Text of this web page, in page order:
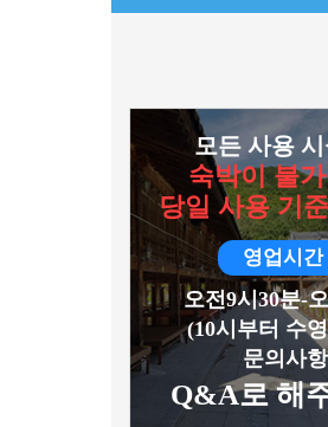
모든 사용
숙박이 불
당일 사용 기준
영업시간
오전9시30분-
(10시부터 수
문의사항
Q&A로 해